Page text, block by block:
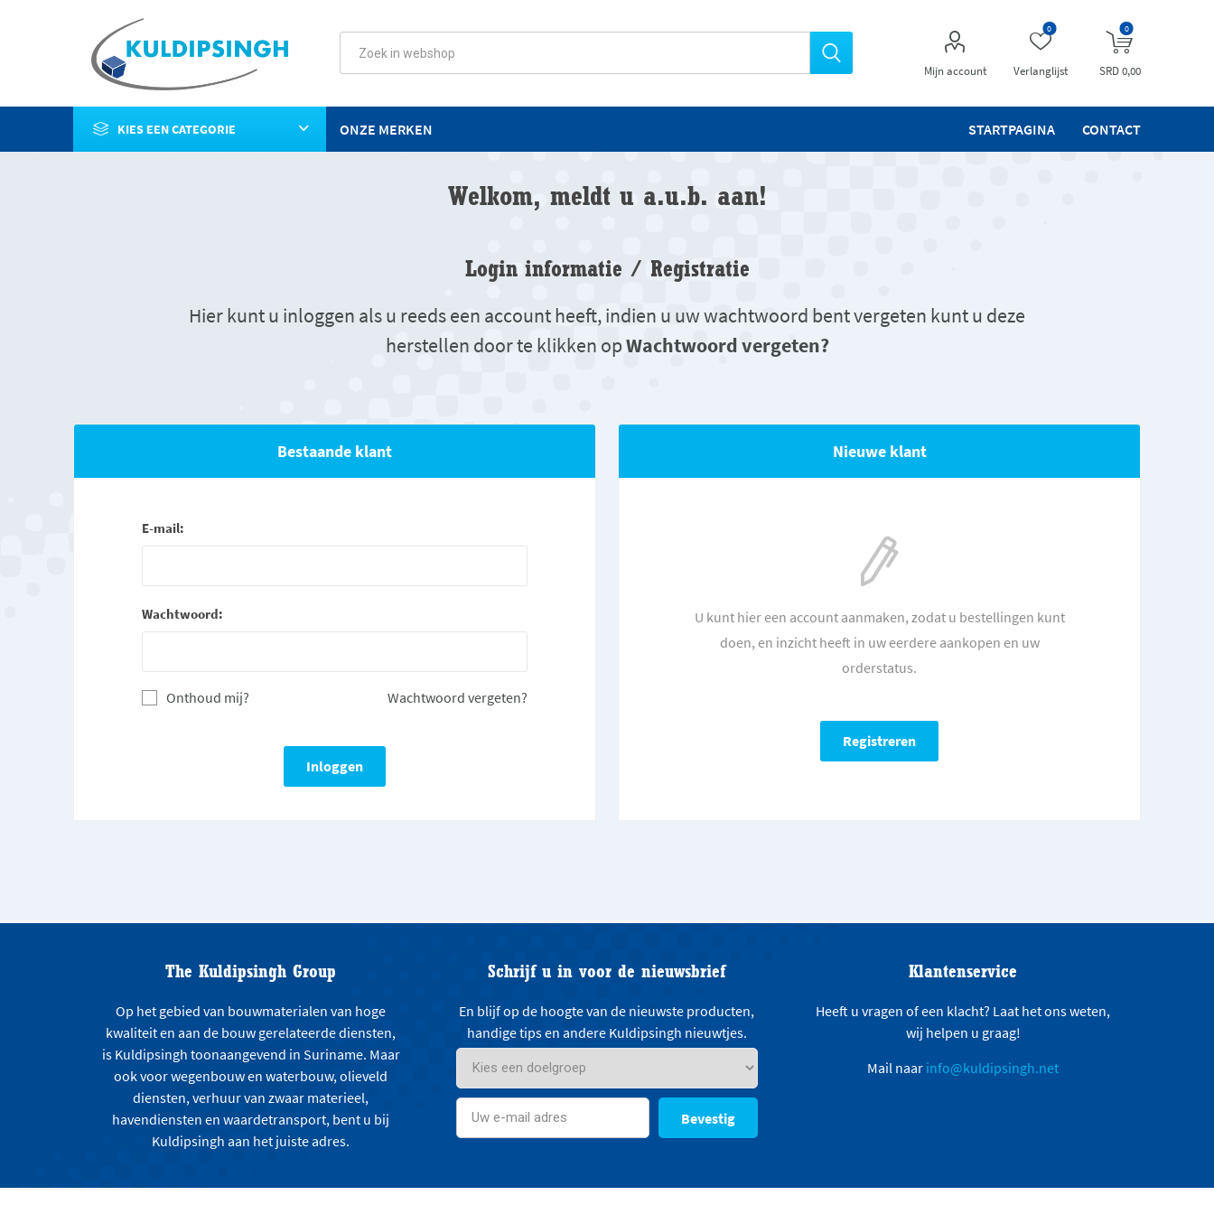
Mijn account Verlanglijst
0 0
SRD 0,00
KIES EEN CATEGORIE STARTPAGINA CONTACT
ONZE MERKEN
Welkom, meldt u a.u.b. aan!
Login informatie / Registratie
Hier kunt u inloggen als u reeds een account heeft, indien u uw wachtwoord bent vergeten kunt u deze
herstellen door te klikken opWachtwoord vergeten?
Nieuwe klant
U kunt hier een account aanmaken, zodat u bestellingen kunt
doen, en inzicht heeft in uw eerdere aankopen en uw
orderstatus.
Bestaande klant
E-mail:
Wachtwoord:
Wachtwoord vergeten?
Onthoud mij?
The Kuldipsingh Group
Op het gebied van bouwmaterialen van hoge
kwaliteit en aan de bouw gerelateerde diensten,
is Kuldipsingh toonaangevend in Suriname. Maar
ook voor wegenbouw en waterbouw, olieveld
diensten, verhuur van zwaar materieel,
havendiensten en waardetransport, bent u bij
Kuldipsingh aan het juiste adres.
Schrijf u in voor de nieuwsbrief
En blijf op de hoogte van de nieuwste producten,
handige tips en andere Kuldipsingh nieuwtjes.
Bevestig
Klantenservice
Heeft u vragen of een klacht? Laat het ons weten,
wij helpen u graag!
Mail naar info@kuldipsingh.net